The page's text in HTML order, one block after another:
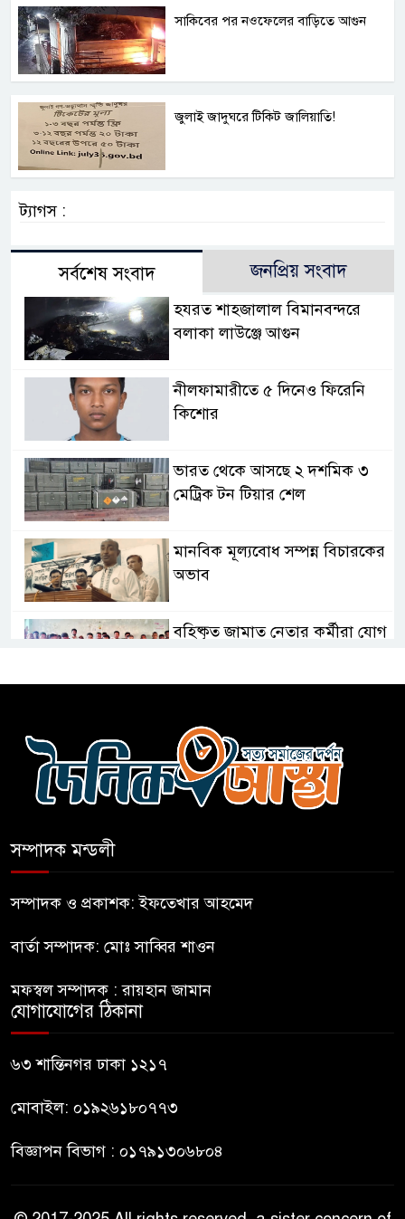
সাকিবের পর নওফেলের বাড়িতে আগুন
জুলাই জাদুঘরে টিকিট জালিয়াতি!
ট্যাগস :
সর্বশেষ সংবাদ জনপ্রিয় সংবাদ
হযরত শাহজালাল বিমানবন্দরে
বলাকা লাউঞ্জে আগুন
নীলফামারীতে ৫ দিনেও ফিরেনি
কিশোর
ভারত থেকে আসছে ২ দশমিক ৩
মেট্রিক টন টিয়ার শেল
মানবিক মূল্যবোধ সম্পন্ন বিচারকের
অভাব
বহিষ্কৃত জামাত নেতার কর্মীরা যোগ
বোমা হামলার আশঙ্কায় সারাদেশে
পুলিশের হাই অ্যালার্ট জারি
ইউনূস
নাটোরে পর্যটনমন্ত্রীকে হত্যার চেষ্টা;
সম্পাদক মন্ডলী
সম্পাদক ও প্রকাশক: ইফতেখার আহমেদ
বার্তা সম্পাদক: মোঃ সাব্বির শাওন
মফস্বল সম্পাদক : রায়হান জামান
যোগাযোগের ঠিকানা
৬৩ শান্তিনগর ঢাকা ১২১৭
মোবাইল: ০১৯২৬১৮০৭৭৩
বিজ্ঞাপন বিভাগ : ০১৭৯১৩০৬৮০৪